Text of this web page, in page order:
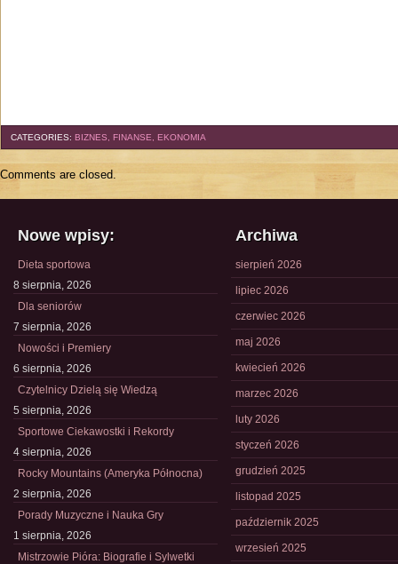
CATEGORIES: BIZNES, FINANSE, EKONOMIA
Comments are closed.
Nowe wpisy:
Dieta sportowa
8 sierpnia, 2026
Dla seniorów
7 sierpnia, 2026
Nowości i Premiery
6 sierpnia, 2026
Czytelnicy Dzielą się Wiedzą
5 sierpnia, 2026
Sportowe Ciekawostki i Rekordy
4 sierpnia, 2026
Rocky Mountains (Ameryka Północna)
2 sierpnia, 2026
Porady Muzyczne i Nauka Gry
1 sierpnia, 2026
Mistrzowie Pióra: Biografie i Sylwetki
Archiwa
sierpień 2026
lipiec 2026
czerwiec 2026
maj 2026
kwiecień 2026
marzec 2026
luty 2026
styczeń 2026
grudzień 2025
listopad 2025
październik 2025
wrzesień 2025